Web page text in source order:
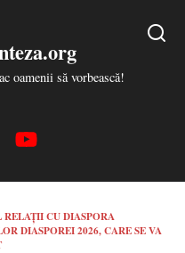
oamenii să vorbească!
RELAȚII CU DIASPORA
DIASPOREI 2026, CARE SE VA